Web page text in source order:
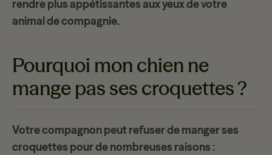
rendre plus appétissantes aux yeux de votre
animal de compagnie.
Pourquoi mon chien ne
mange pas ses croquettes ?
Votre compagnon peut refuser de manger ses
croquettes pour de nombreuses raisons :